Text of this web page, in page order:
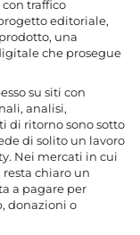
con traffico
editoriale,
una
che prosegue
su siti con
analisi,
di ritorno sono sotto
di solito un lavoro
Nei mercati in cui
chiaro un
a pagare per
donazioni o